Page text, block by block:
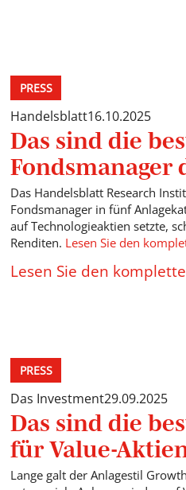
PRESS
Handelsblatt16.10.2025
Das sind die
Fondsmanager
Das Handelsblatt Research
Fondsmanager in fünf
auf Technologieaktien setzte,
Renditen. Lesen Sie den
Lesen Sie den
PRESS
Das Investment29.09.2025
Das sind die
für Value-
Lange galt der Anlagestil